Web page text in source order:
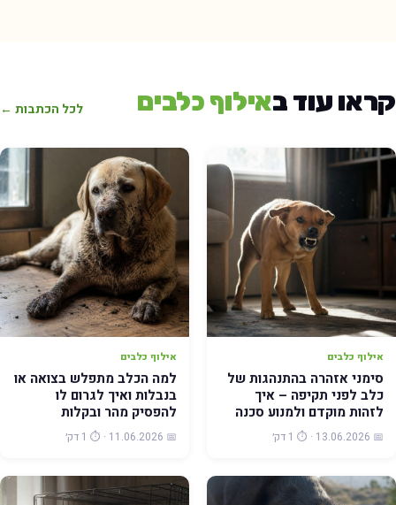
עוד באילוף כלבים לכל הכתבות ←
אילוף כלבים
סימני אזהרה בהתנהגות של
כלב לפני תקיפה – איך
לזהות מוקדם ולמנוע סכנה
📅 13.06.2026 · ⏱️ 1 דק׳
אילוף כלבים
למה הכלב מתפלש בצואה או
בנבלות ואיך לגרום לו
להפסיק מהר ובקלות
📅 11.06.2026 · ⏱️ 1 דק׳